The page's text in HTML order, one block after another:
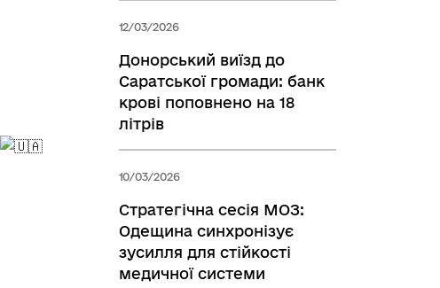
12/03/2026
Донорський виїзд до
Саратської громади: банк
крові поповнено на 18
літрів
10/03/2026
Стратегічна сесія МОЗ:
Одещина синхронізує
зусилля для стійкості
медичної системи